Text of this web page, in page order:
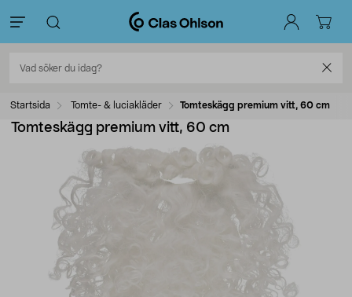
Startsida Tomte- & luciakläder Tomteskägg premium vitt, 60 cm
Tomteskägg premium vitt, 60 cm